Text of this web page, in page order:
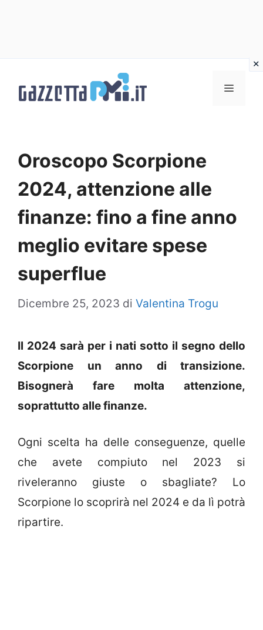
Menu
Oroscopo Scorpione
2024, attenzione alle
finanze: fino a fine anno
meglio evitare spese
superflue
Dicembre 25, 2023 di Valentina Trogu
Il 2024 sarà per i nati sotto il segno dello
Scorpione un anno di transizione.
Bisognerà fare molta attenzione,
soprattutto alle finanze.
Ogni scelta ha delle conseguenze, quelle
che avete compiuto nel 2023 si
riveleranno giuste o sbagliate? Lo
Scorpione lo scoprirà nel 2024 e da lì potrà
ripartire.